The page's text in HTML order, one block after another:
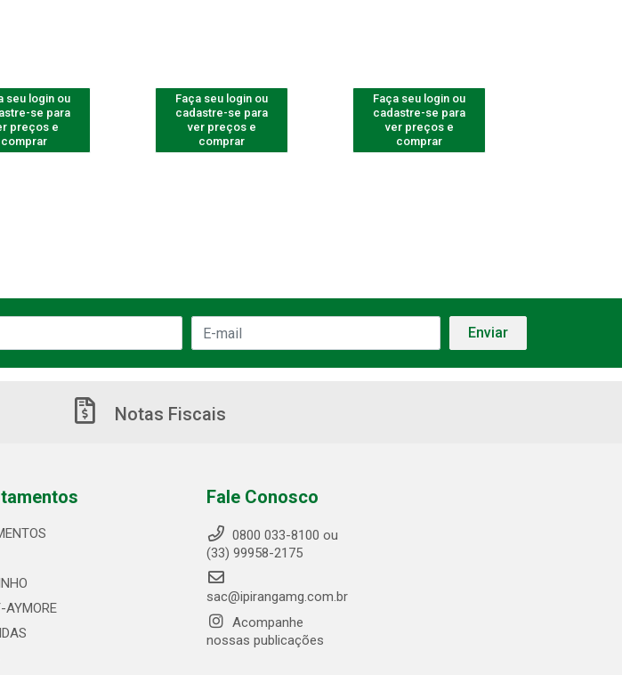
seu login ou
se para
preços e
comprar
Faça seu login ou
cadastre-se para
ver preços e
comprar
Faça seu login ou
cadastre-se para
ver preços e
comprar
Notas Fiscais
AYMORE
Fale Conosco
0800 033-8100 ou
(33) 99958-2175
sac@ipirangamg.com.br
Acompanhe
nossas publicações